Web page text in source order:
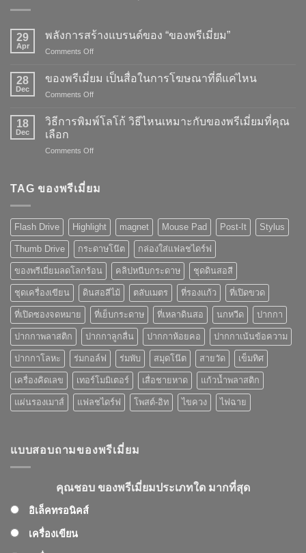
29
Apr
พลังการสร้างแบรนด์ของ “ของพรีเมี่ยม”
Comments Offon
การ
“ของ
28
Dec
ของพรีเมี่ยม เป็นสื่อในการโฆษณาที่ดีแค่ไหน
Comments Offon
พรี
เป็น
การ
ดี
แค่
ไหน
18
Dec
วิธีการพิมพ์โลโก้ วิธีไหนเหมาะกับของพรีเมี่ยมที่คุณ
เลือก
Comments Offon
พิมพ์
ไหน
เหมาะ
กับ
พรี
เมี่
ยม
ที่
คุณ
เลือก
TAG ของพรีเมี่ยม
Flash Drive Highlight magnet Mouse Pad Post-It Stylus
Thumb Drive กระดาษโน๊ต กล่องใส่แฟลชไดร์ฟ
ของพรีเมี่ยมลดโลกร้อน คลิปหนีบกระดาษ ชุดดินสอสี
ชุดเครื่องเขียน ดินสอสีไม้ ตลับเมตร ที่รองแก้ว ที่เปิดขวด
ที่เปิดซองจดหมาย ที่เย็บกระดาษ ที่เหลาดินสอ นกหวีด ปากกา
ปากกาพลาสติก ปากกาลูกลื่น ปากกาห้อยคอ ปากกาเน้นข้อความ
ปากกาโลหะ ร่มกอล์ฟ ร่มพับ สมุดโน๊ต สายวัด เข็มทิศ
เครื่องคิดเลข เทอร์โมมิเตอร์ เสื่อชายหาด แก้วน้ำพลาสติก
แผ่นรองเมาส์ แฟลชไดร์ฟ โพสต์-อิท ไขควง ไฟฉาย
แบบสอบถามของพรีเมี่ยม
คุณชอบ ของพรีเมี่ยมประเภทใด มากที่สุด
อิเล็คทรอนิคส์
เครื่องเขียน